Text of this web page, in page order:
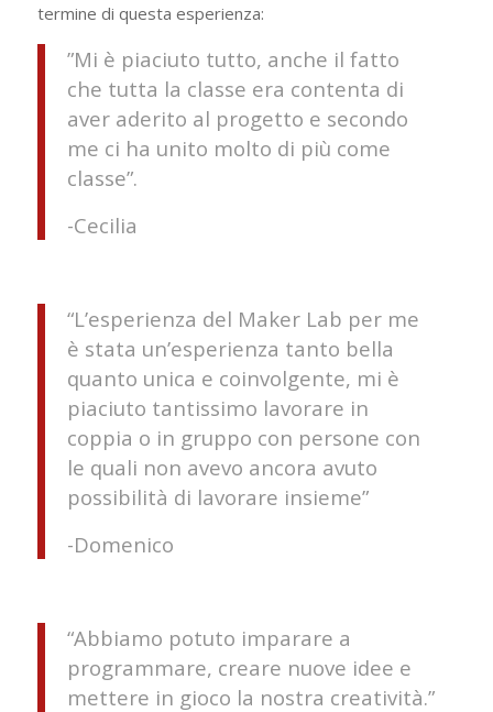
termine di questa esperienza:
”Mi è piaciuto tutto, anche il fatto
che tutta la classe era contenta di
aver aderito al progetto e secondo
me ci ha unito molto di più come
classe”.
-Cecilia
“L’esperienza del Maker Lab per me
è stata un’esperienza tanto bella
quanto unica e coinvolgente, mi è
piaciuto tantissimo lavorare in
coppia o in gruppo con persone con
le quali non avevo ancora avuto
possibilità di lavorare insieme”
-Domenico
“Abbiamo potuto imparare a
programmare, creare nuove idee e
mettere in gioco la nostra creatività.”